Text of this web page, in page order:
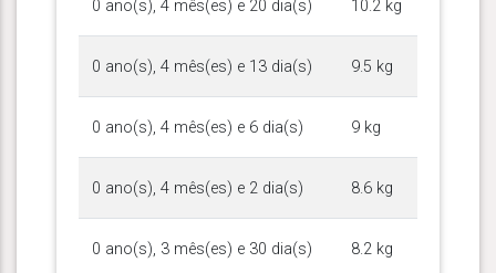
0 ano(s), 4 mês(es) e 20 dia(s) 10.2 kg
0 ano(s), 4 mês(es) e 13 dia(s) 9.5 kg
0 ano(s), 4 mês(es) e 6 dia(s) 9 kg
0 ano(s), 4 mês(es) e 2 dia(s) 8.6 kg
0 ano(s), 3 mês(es) e 30 dia(s) 8.2 kg